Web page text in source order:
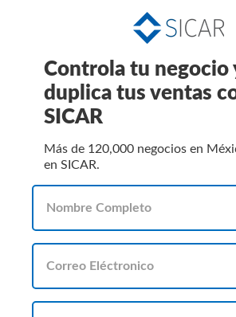
Controla tu negocio
duplica tus ventas
SICAR
Más de 120,000 negocios en
en SICAR.